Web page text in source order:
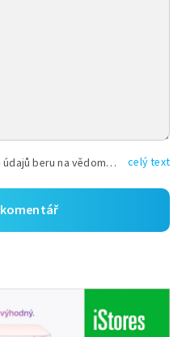
Vyplněním shora uvedených údajů beru na vědomí, že společnost TEXT FACTORY s.r.o., sídlem Brno, Durďákova 336/29, Černá Pole, PSČ: 613 00, IČ: 06157831, zapsané u Krajského soudu v Brně, oddíl C, vložka 100399, bude zpracovávat mé osobní údaje uvedené v rámci mnou vyplněného registračního formuláře na základě oprávněných zájmů TEXT FACTORY s.r.o. dle čl. 6 odst. 1 písm. f) GDPR a pro splnění právních povinností (čl. 6 odst. 1 písm. c) GDPR), a to pro tyto účely: nezbytnost zajistit oprávnění návštěvníka webových stránek provozovaných společností TEXT FACTORY s.r.o. přispívat aktivně ke zveřejněným článkům nebo v rámci diskusních fór a výkon práv TEXT FACTORY s.r.o. jako administrátora těchto diskusních fór. Více informací o zpracování osobních údajů a právech lze nalézt v celý text